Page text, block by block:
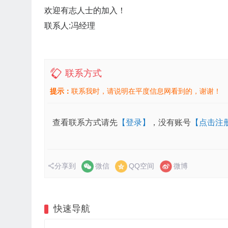
欢迎有志人士的加入！
联系人:冯经理
联系方式
提示： 联系我时，请说明在平度信息网看到的，谢谢！
查看联系方式请先 【登录】 ，没有账号 【点击注
分享到 微信 QQ空间 微博
快速导航